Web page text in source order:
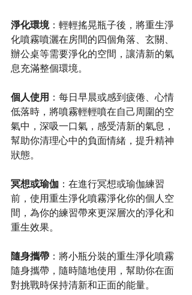
淨化環境：輕輕搖晃瓶子後，將重生淨
化噴霧噴灑在房間的四個角落、玄關、
辦公桌等需要淨化的空間，讓清新的氣
息充滿整個環境。
個人使用 ：每日早晨或感到疲倦、心情
低落時，將噴霧輕輕噴在自己周圍的空
氣中，深吸一口氣，感受清新的氣息，
幫助你清理心中的負面情緒，提升精神
狀態。
冥想或瑜伽 ：在進行冥想或瑜伽練習
前，使用重生淨化噴霧淨化你的個人空
間，為你的練習帶來更深層次的淨化和
重生效果。
隨身攜帶 ：將小瓶分裝的重生淨化噴霧
隨身攜帶，隨時隨地使用，幫助你在面
對挑戰時保持清新和正面的能量。